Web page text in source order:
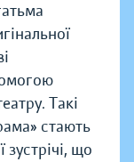
Такі
стають
що